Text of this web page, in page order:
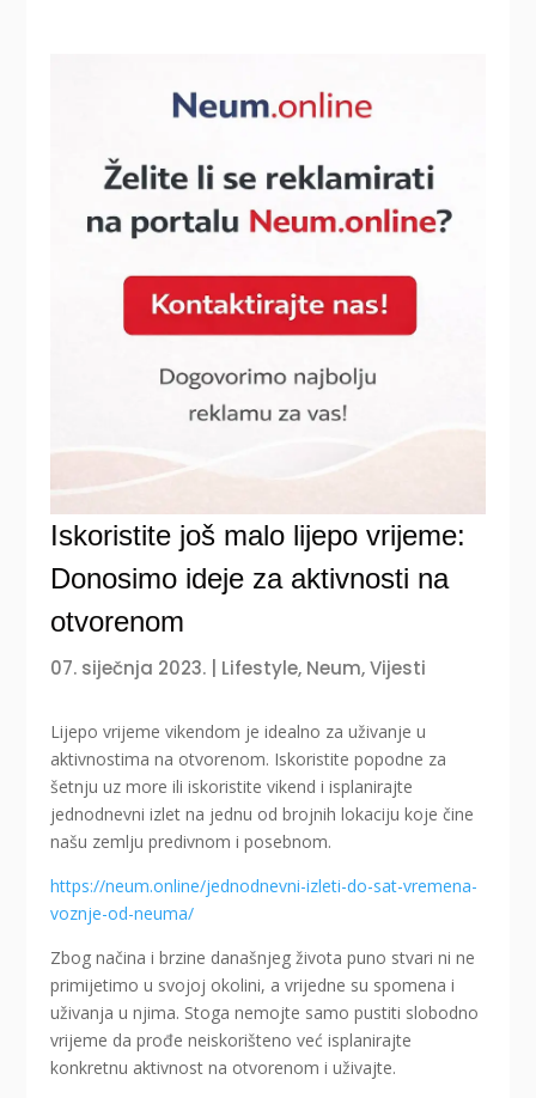
Iskoristite još malo lijepo vrijeme:
Donosimo ideje za aktivnosti na
otvorenom
07. siječnja 2023. Lifestyle, Neum,Vijesti
Lijepo vrijeme vikendom je idealno za uživanje u
aktivnostima na otvorenom. Iskoristite popodne za
šetnju uz more ili iskoristite vikend i isplanirajte
jednodnevni izlet na jednu od brojnih lokaciju koje čine
našu zemlju predivnom i posebnom.
https://neum.online/jednodnevni-izleti-do-sat-vremena-
voznje-od-neuma/
Zbog načina i brzine današnjeg života puno stvari ni ne
primijetimo u svojoj okolini, a vrijedne su spomena i
uživanja u njima. Stoga nemojte samo pustiti slobodno
vrijeme da prođe neiskorišteno već isplanirajte
konkretnu aktivnost na otvorenom i uživajte.